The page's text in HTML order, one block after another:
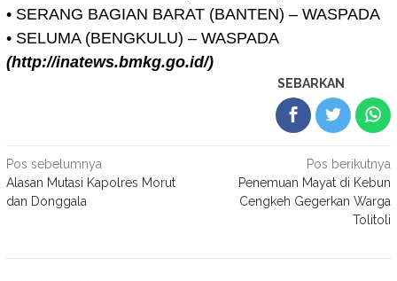
• SERANG BAGIAN BARAT (BANTEN) – WASPADA
• SELUMA (BENGKULU) – WASPADA
(http://inatews.bmkg.go.id/)
SEBARKAN
Navigasi
pos
Pos sebelumnya
Alasan Mutasi Kapolres Morut
dan Donggala
Pos berikutnya
Penemuan Mayat di Kebun
Cengkeh Gegerkan Warga
Tolitoli